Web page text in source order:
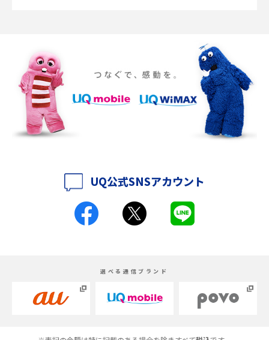
iPhone 16eとiPhone SE（第3世代）の違いは？サイズやスペックを比較し
て解説
iPhone 16eとiPhone 14を徹底比較！スペック・機能の違いをわかりやすく
紹介
iPhone 16とiPhone 15の違いは？カメラ・スペック・機能を徹底比較
iPhoneの機種変更のやり方は？事前準備・手順やデータ移行方法をわかり
Androidスマホとは？特徴やメリット・デメリット、おススメ機種を紹介
高校生にスマホ制限は必要？所持率やメリット・デメリットを詳しく紹介
UQ公式SNSアカウント
選べる通信ブランド